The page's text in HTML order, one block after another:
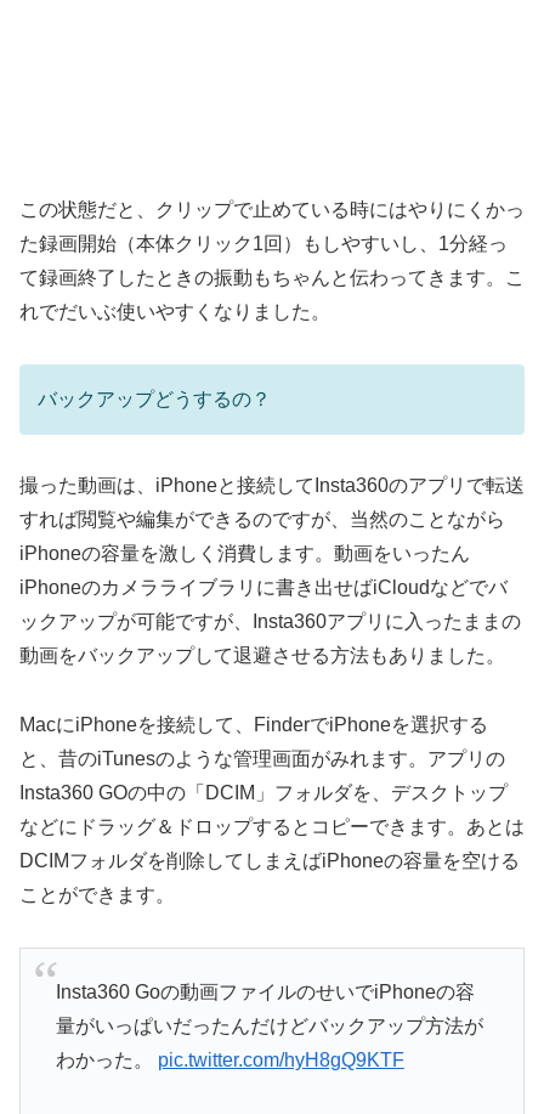
この状態だと、クリップで止めている時にはやりにくかっ
た録画開始（本体クリック1回）もしやすいし、1分経っ
て録画終了したときの振動もちゃんと伝わってきます。こ
れでだいぶ使いやすくなりました。
バックアップどうするの？
撮った動画は、iPhoneと接続してInsta360のアプリで転送
すれば閲覧や編集ができるのですが、当然のことながら
iPhoneの容量を激しく消費します。動画をいったん
iPhoneのカメラライブラリに書き出せばiCloudなどでバ
ックアップが可能ですが、Insta360アプリに入ったままの
動画をバックアップして退避させる方法もありました。
MacにiPhoneを接続して、FinderでiPhoneを選択する
と、昔のiTunesのような管理画面がみれます。アプリの
Insta360 GOの中の「DCIM」フォルダを、デスクトップ
などにドラッグ＆ドロップするとコピーできます。あとは
DCIMフォルダを削除してしまえばiPhoneの容量を空ける
ことができます。
Insta360 Goの動画ファイルのせいでiPhoneの容
量がいっぱいだったんだけどバックアップ方法が
わかった。 pic.twitter.com/hyH8gQ9KTF